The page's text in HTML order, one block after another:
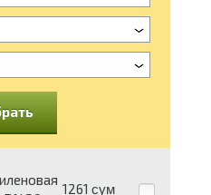
1261 сум